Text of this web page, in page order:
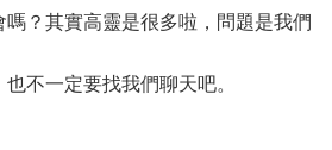
？其實高靈是很多啦，問題是我們
不一定要找我們聊天吧。